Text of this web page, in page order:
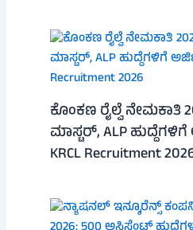
ಕೊಂಕಣ ರೈಲ್ವೆ ನೇಮಕಾತಿ
ಮಾಸ್ಟರ್, ALP
KRCL Recruitment